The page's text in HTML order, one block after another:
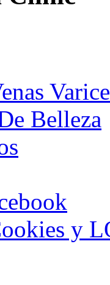
Belleza
y